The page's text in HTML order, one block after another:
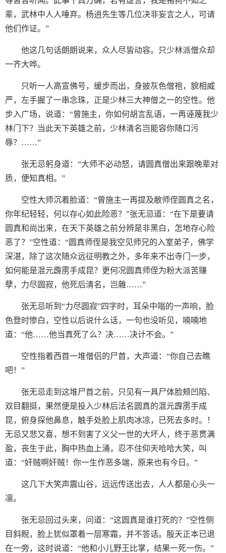
辈，武林中人人唾弃。杨逍先生等几位决非妄言之人，可请
他们作证。”
他这几句话朗朗说来，众人尽皆动容。只少林派僧众却
一齐大哗。
只听一人高宣佛号，缓步而出，身披灰色僧袍，貌相威
严，左手握了一串念珠，正是少林三大神僧之一的空性。他
步入广场，说道：“曾施主，你如何胡言乱语，一再诬蔑我少
林门下？当此天下英雄之前，少林清名岂能容你随口污
辱？……”
张无忌躬身道：“大师不必动怒，请圆真僧出来跟晚辈对
质，便知真相。”
空性大师沉着脸道：“曾施主一再提及敝师侄圆真之名，
你年纪轻轻，何以存心如此险恶？”张无忌道：“在下是要请
圆真和尚出来，在天下英雄之前分辨是非黑白，怎地存心险
恶了？”空性道：“圆真师侄是我空见师兄的入室弟子，佛学
深湛，除了这次随众远征明教之外，多年来不出寺门一步，
如何能是混元霹雳手成昆？更何况圆真师侄为粉大派苦赚
孽，力尽圆寂，他死后清名，岂雜……”
张无忌听到“力尽圆寂”四字时，耳朵中嗡的一声响，脸
色登时惨白，空性以后说什么话，一句也没听见，喃喃地
道：“他……他当真死了么？决……决计不会。”
空性指着西首一堆僧侣的尸首，大声道：“你自己去瞧
吧！”
张无忌走到这堆尸首之前，只见有一具尸体脸颊凹陷、
双目翻挺，果然便是投入少林后法名圆真的混元霹雳手成
昆，俯身探他鼻息，触手处脸上肌肉冰凉，已死去多时。！
无忌又悲又喜，想不到害了义父一世的大坏人，终于恶贯满
盈，丧生于此，胸中热血上涌，忍不住仰天哈哈大笑，叫
道：“奸贼啊奸贼！你一生作恶多端，原来也有今日。”
这几下大笑声震山谷，远远传送出去，人人都是心头一
凛。
张无忌回过头来，问道：“这圆真是谁打死的？”空性侧
目斜睨，脸上犹似罩着一层寒霜，并不答话。殷天正本已退
在一旁，这时说道：“他和小儿野王比掌，结果一死一伤。”